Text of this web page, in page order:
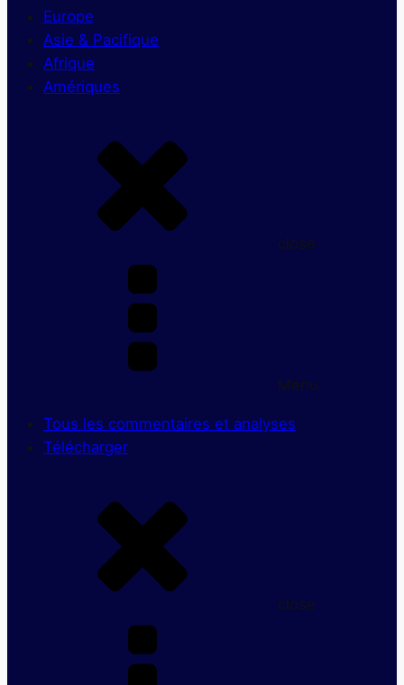
Europe
Asie & Pacifique
Afrique
Amériques
close
Menu
Tous les commentaires et analyses
Télécharger
close